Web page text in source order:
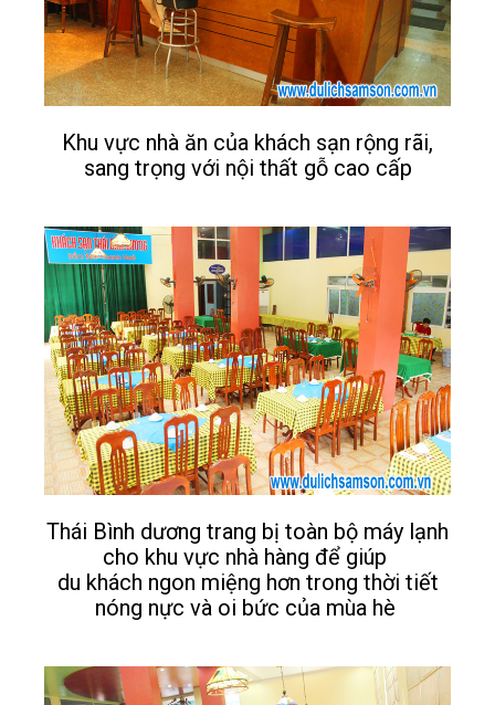
Khu vực nhà ăn của khách sạn rộng rãi,
sang trọng với nội thất gỗ cao cấp
Thái Bình dương trang bị toàn bộ máy lạnh
cho khu vực nhà hàng để giúp
du khách ngon miệng hơn trong thời tiết
nóng nực và oi bức của mùa hè